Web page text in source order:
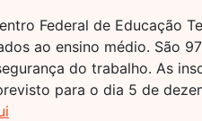
Federal de Educação
ao ensino médio. São
do trabalho. As
para o dia 5 de